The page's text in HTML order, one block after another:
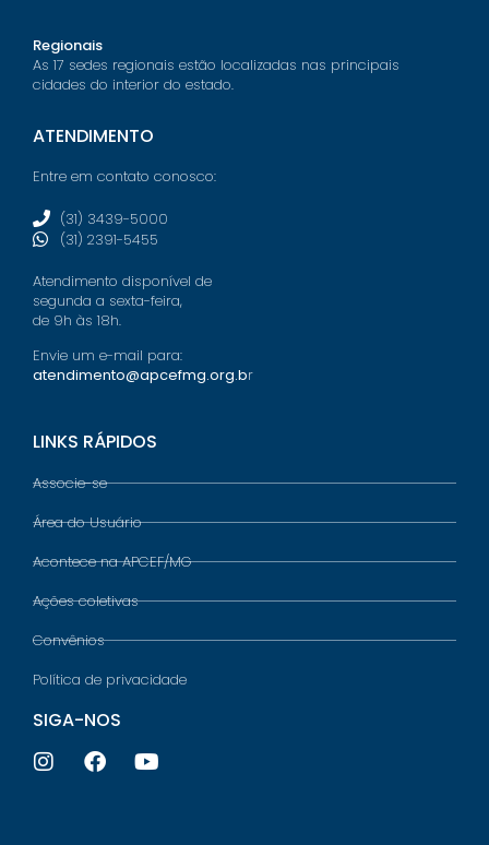
Regionais
As 17 sedes regionais estão localizadas nas principais
cidades do interior do estado.
ATENDIMENTO
Entre em contato conosco:
(31) 3439-5000
(31) 2391-5455
Atendimento disponível de
segunda a sexta-feira,
de 9h às 18h.
Envie um e-mail para:
atendimento@apcefmg.org.br
LINKS RÁPIDOS
Associe-se
Área do Usuário
Acontece na APCEF/MG
Ações coletivas
Convênios
Política de privacidade
SIGA-NOS